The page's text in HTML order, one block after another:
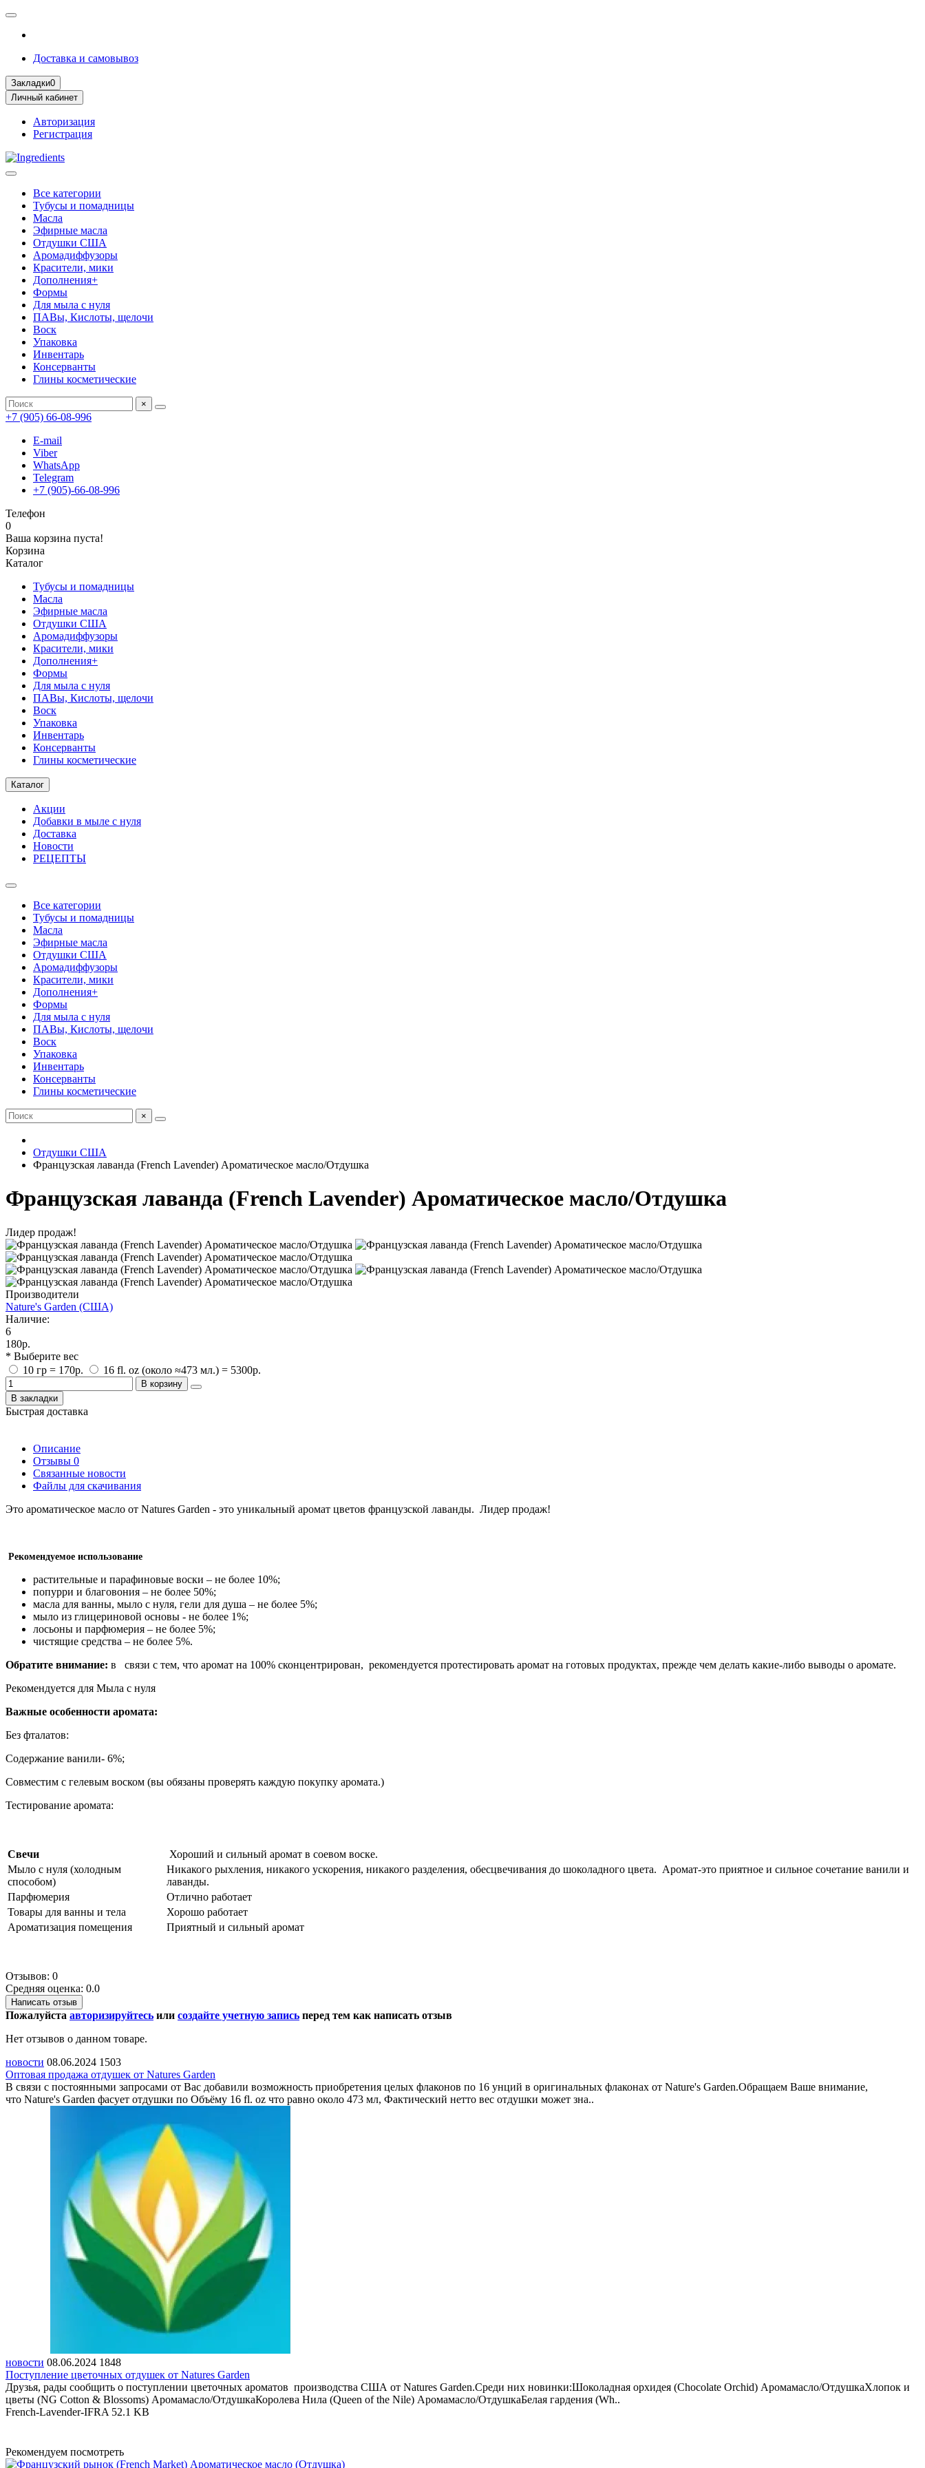
Доставка и самовывоз
Закладки0
Личный кабинет
Авторизация
Регистрация
Все категории
Тубусы и помадницы
Масла
Эфирные масла
Отдушки США
Аромадиффузоры
Красители, мики
Дополнения+
Формы
Для мыла с нуля
ПАВы, Кислоты, щелочи
Воск
Упаковка
Инвентарь
Консерванты
Глины косметические
×
+7 (905) 66-08-996
E-mail
Viber
WhatsApp
Telegram
+7 (905)-66-08-996
Телефон
0
Ваша корзина пуста!
Корзина
Каталог
Тубусы и помадницы
Масла
Эфирные масла
Отдушки США
Аромадиффузоры
Красители, мики
Дополнения+
Формы
Для мыла с нуля
ПАВы, Кислоты, щелочи
Воск
Упаковка
Инвентарь
Консерванты
Глины косметические
Каталог
Акции
Добавки в мыле с нуля
Доставка
Новости
РЕЦЕПТЫ
Все категории
Тубусы и помадницы
Масла
Эфирные масла
Отдушки США
Аромадиффузоры
Красители, мики
Дополнения+
Формы
Для мыла с нуля
ПАВы, Кислоты, щелочи
Воск
Упаковка
Инвентарь
Консерванты
Глины косметические
×
Отдушки США
Французская лаванда (French Lavender) Ароматическое масло/Отдушка
Французская лаванда (French Lavender) Ароматическое масло/Отдушка
Лидер продаж!
Производители
Nature's Garden (США)
Наличие:
6
180р.
* Выберите вес
10 гр = 170р.
16 fl. oz (около ≈473 мл.) = 5300р.
В корзину
В закладки
Быстрая доставка
Описание
Отзывы 0
Связанные новости
Файлы для скачивания
Это ароматическое масло от Natures Garden - это уникальный аромат цветов французской лаванды. Лидер продаж!
Рекомендуемое использование
растительные и парафиновые воски – не более 10%;
попурри и благовония – не более 50%;
масла для ванны, мыло с нуля, гели для душа – не более 5%;
мыло из глицериновой основы - не более 1%;
лосьоны и парфюмерия – не более 5%;
чистящие средства – не более 5%.
Обратите внимание: в связи с тем, что аромат на 100% сконцентрирован, рекомендуется протестировать аромат на готовых продуктах, прежде чем делать какие-либо выводы о аромате.
Рекомендуется для Мыла с нуля
Важные особенности аромата:
Без фталатов:
Содержание ванили- 6%;
Совместим с гелевым воском (вы обязаны проверять каждую покупку аромата.)
Тестирование аромата:
Свечи
Хороший и сильный аромат в соевом воске.
Мыло с нуля (холодным
способом)
Никакого рыхления, никакого ускорения, никакого разделения, обесцвечивания до шоколадного цвета. Аромат-это приятное и сильное сочетание ванили и
лаванды.
Парфюмерия
Отлично работает
Товары для ванны и тела
Хорошо работает
Ароматизация помещения
Приятный и сильный аромат
Отзывов: 0
Средняя оценка: 0.0
Написать отзыв
Пожалуйста авторизируйтесь или создайте учетную запись перед тем как написать отзыв
Нет отзывов о данном товаре.
новости 08.06.2024 1503
Оптовая продажа отдушек от Natures Garden
В связи с постоянными запросами от Вас добавили возможность приобретения целых флаконов по 16 унций в оригинальных флаконах от Nature's Garden.Обращаем Ваше внимание,
что Nature's Garden фасует отдушки по Объёму 16 fl. oz что равно около 473 мл, Фактический нетто вес отдушки может зна..
новости 08.06.2024 1848
Поступление цветочных отдушек от Natures Garden
Друзья, рады сообщить о поступлении цветочных ароматов производства США от Natures Garden.Среди них новинки:Шоколадная орхидея (Chocolate Orchid) Аромамасло/ОтдушкаХлопок и
цветы (NG Cotton & Blossoms) Аромамасло/ОтдушкаКоролева Нила (Queen of the Nile) Аромамасло/ОтдушкаБелая гардения (Wh..
French-Lavender-IFRA 52.1 KB
Рекомендуем посмотреть